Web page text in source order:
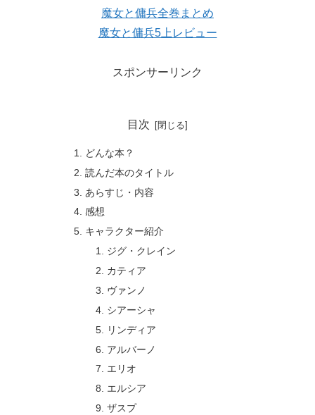
魔女と傭兵全巻まとめ
魔女と傭兵5上レビュー
スポンサーリンク
目次
どんな本？
読んだ本のタイトル
あらすじ・内容
感想
キャラクター紹介
ジグ・クレイン
カティア
ヴァンノ
シアーシャ
リンディア
アルバーノ
エリオ
エルシア
ザスプ